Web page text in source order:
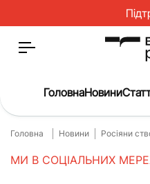
Головна
ГоловнаНовини
Головна Новини Росіяни
МИ В СОЦІАЛЬНИХ